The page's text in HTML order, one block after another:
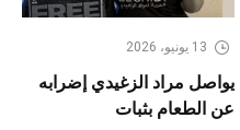
13 يونيو، 2026
يواصل مراد الزغيدي إضرابه
عن الطعام بثبات